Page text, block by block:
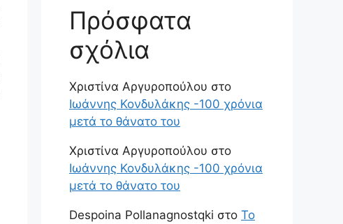
Πρόσφατα
σχόλια
Χριστίνα Αργυροπούλου στο
Ιωάννης Κονδυλάκης -100 χρόνια
μετά το θάνατο του
Χριστίνα Αργυροπούλου στο
Ιωάννης Κονδυλάκης -100 χρόνια
μετά το θάνατο του
Despoina Pollanagnostqki στο Το